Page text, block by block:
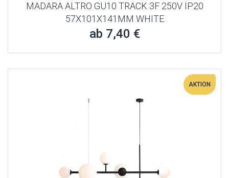
MADARA ALTRO GU10 TRACK 3F 250V IP20
57X101X141MM WHITE
ab 7,40 €
AKTION